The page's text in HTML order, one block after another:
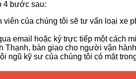
4 bước sau:
của chúng tôi sẽ tư vấn loại xe
email hoặc ký trực tiếp một cách
Thạnh, bàn giao cho người vận
ngũ kỹ sư của chúng tôi có mặt